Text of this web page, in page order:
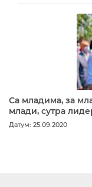
Са младима, за
млади, сутра
Датум: 25.09.2020